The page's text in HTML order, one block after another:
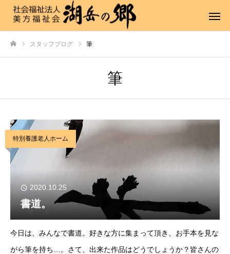
スタッフブログ 筆
筆
特別養護老人ホーム
2020.10.25
書道。
今日は、みんなで書道。好きな方に集まって頂き、お手本を見な
がら筆を持ち…。さて、出来た作品はどうでしょうか？皆さんの